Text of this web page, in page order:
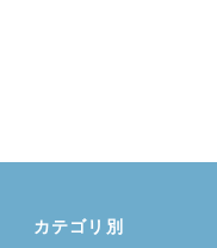
カテゴリ別